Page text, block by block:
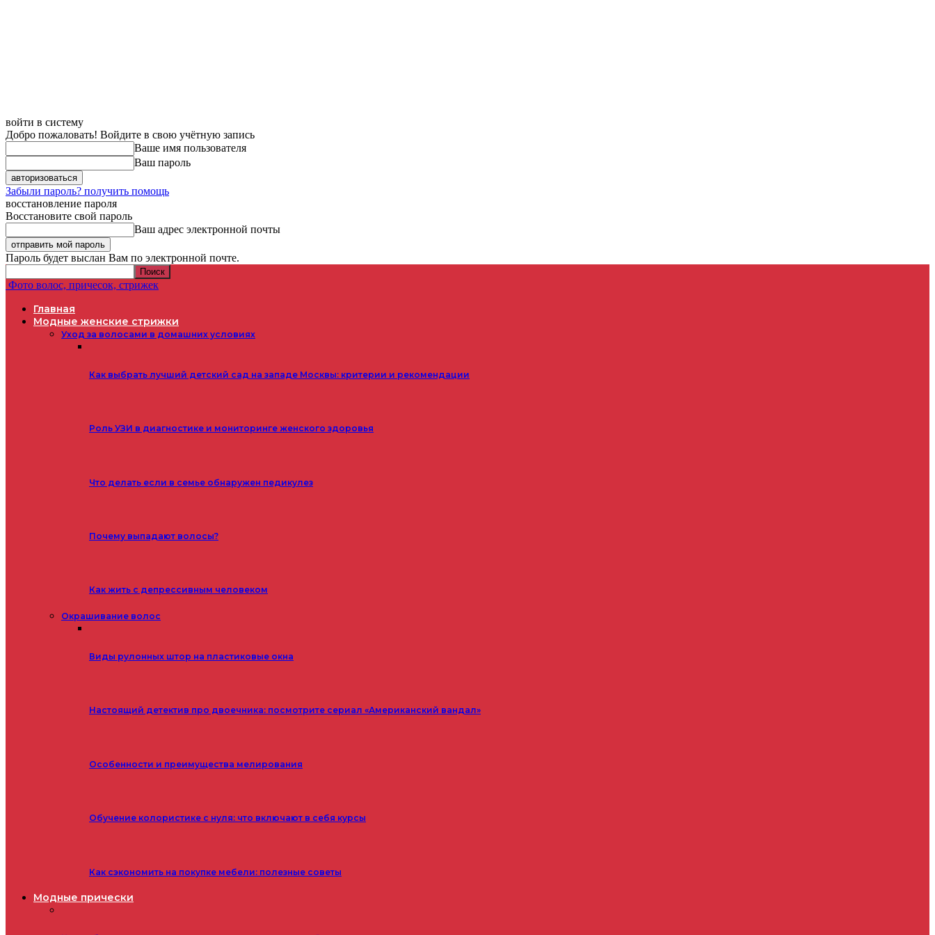
войти в систему
Добро пожаловать! Войдите в свою учётную запись
Ваше имя пользователя
Ваш пароль
Забыли пароль? получить помощь
восстановление пароля
Восстановите свой пароль
Ваш адрес электронной почты
Пароль будет выслан Вам по электронной почте.
Фото волос, причесок, стрижек
Главная
Модные женские стрижки
Уход за волосами в домашних условиях
Как выбрать лучший детский сад на западе Москвы: критерии и рекомендации
Роль УЗИ в диагностике и мониторинге женского здоровья
Что делать если в семье обнаружен педикулез
Почему выпадают волосы?
Как жить с депрессивным человеком
Окрашивание волос
Виды рулонных штор на пластиковые окна
Настоящий детектив про двоечника: посмотрите сериал «Американский вандал»
Особенности и преимущества мелирования
Обучение колористике с нуля: что включают в себя курсы
Как сэкономить на покупке мебели: полезные советы
Модные прически